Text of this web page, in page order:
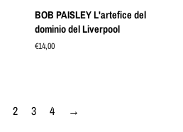
BOB PAISLEY L'artefice del
dominio del Liverpool
Prezzo
€14,00
2 3 4 →